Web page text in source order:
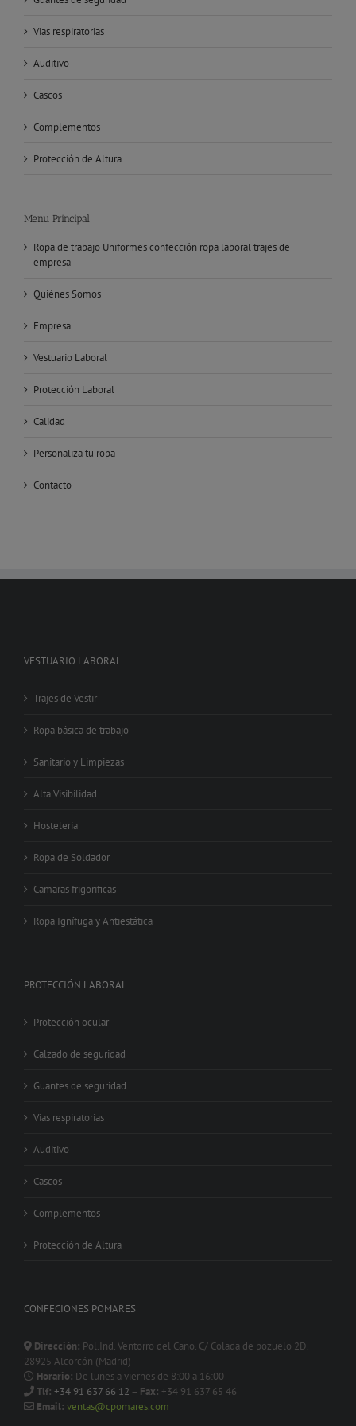
Vias respiratorias
Auditivo
Cascos
Complementos
Protección de Altura
Menu Principal
Ropa de trabajo Uniformes confección ropa laboral trajes de
empresa
Quiénes Somos
Empresa
Vestuario Laboral
Protección Laboral
Calidad
Personaliza tu ropa
Contacto
VESTUARIO LABORAL
Trajes de Vestir
Ropa básica de trabajo
Sanitario y Limpiezas
Alta Visibilidad
Hosteleria
Ropa de Soldador
Camaras frigorificas
Ropa Ignífuga y Antiestática
PROTECCIÓN LABORAL
Protección ocular
Calzado de seguridad
Guantes de seguridad
Vias respiratorias
Auditivo
Cascos
Complementos
Protección de Altura
CONFECIONES POMARES
Dirección: Pol.Ind. Ventorro del Cano. C/ Colada de pozuelo 2D.
28925 Alcorcón (Madrid)
Horario: De lunes a viernes de 8:00 a 16:00
Tlf: +34 91 637 66 12 – Fax: +34 91 637 65 46
Email: ventas@cpomares.com